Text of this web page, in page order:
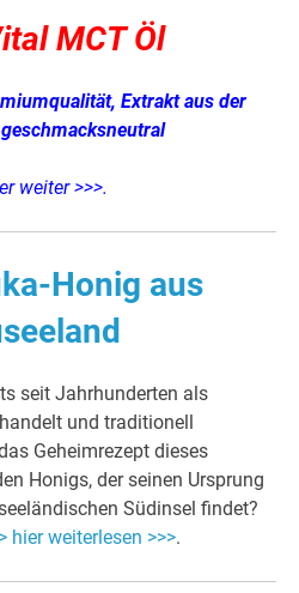
MCT Öl
Extrakt aus der
weiter >>>.
Honig aus
seit Jahrhunderten als
und traditionell
Geheimrezept dieses
Honigs, der seinen Ursprung
Südinsel findet?
hier weiterlesen >>>.